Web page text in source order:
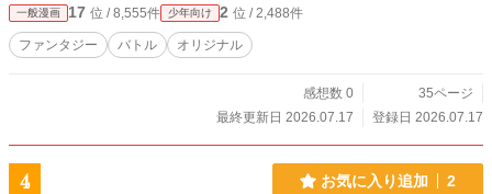
一般漫画 17 位 / 8,555件 少年向け 2 位 / 2,488件
ファンタジー バトル オリジナル
感想数 0
35ページ
最終更新日 2026.07.17
登録日 2026.07.17
4 お気に入り追加 2